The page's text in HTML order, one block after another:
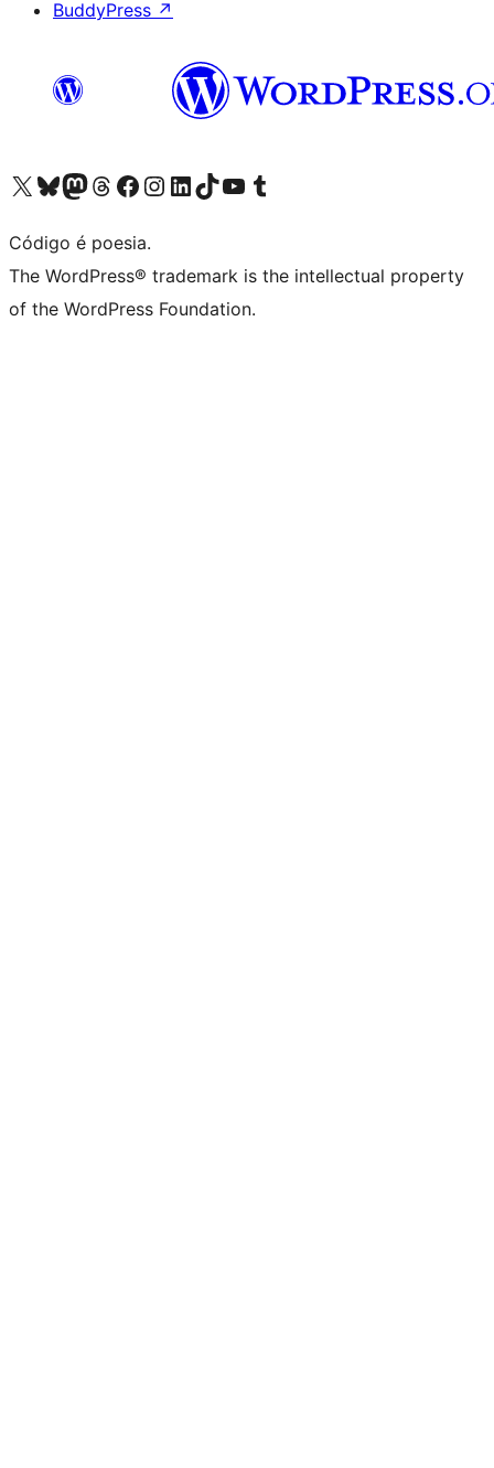
BuddyPress ↗
Visite a nossa conta X (antigo Twitter)
Visit our Bluesky account
Visit our Mastodon account
Visit our Threads account
Visite a nossa página do Facebook
Visite a nossa conta no Instagram
Visite a nossa conta no LinkedIn
Visit our TikTok account
Visit our YouTube channel
Visit our Tumblr account
Código é poesia.
The WordPress® trademark is the intellectual property
of the WordPress Foundation.